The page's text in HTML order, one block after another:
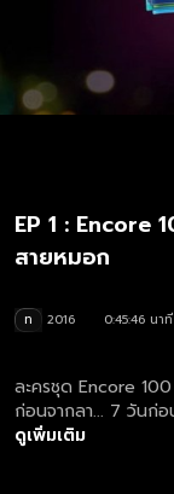
EP 1 : Encore
สายหมอก
ท 2016
0:45:46 นาที
ละครชุด Encore 100
ก่อนจากลา... 7 วันก่อนรักจะไม่มี
พัฒน์) เป็นผู้ชายที่มีภา
ดูเพิ่มเติม